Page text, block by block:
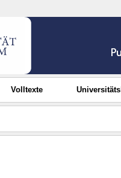
Volltexte